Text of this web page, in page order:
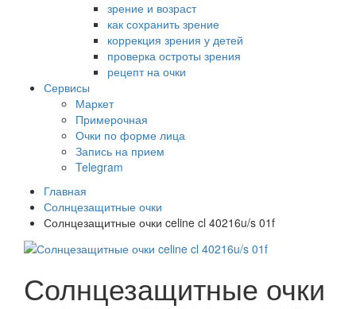
зрение и возраст
как сохранить зрение
коррекция зрения у детей
проверка остроты зрения
рецепт на очки
Сервисы
Маркет
Примерочная
Очки по форме лица
Запись на прием
Telegram
Главная
Солнцезащитные очки
Солнцезащитные очки celine cl 40216u/s 01f
Солнцезащитные очки